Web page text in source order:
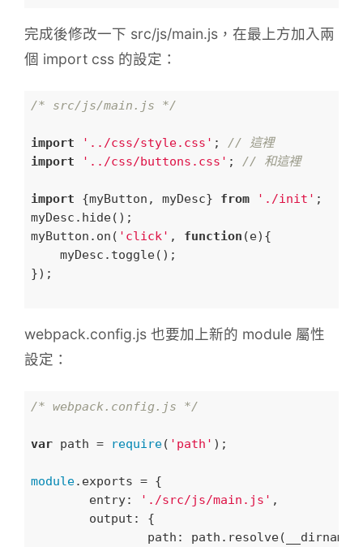
完成後修改一下 src/js/main.js，在最上方加入兩
個 import css 的設定：
/* src/js/main.js */
import '../css/style.css' ; // 這裡
import
'../css/buttons.css' ; // 和這裡
import {myButton, myDesc} from './init' ;
myDesc.hide();
myButton.on( 'click' , function (e) {
    myDesc.toggle();
});
webpack.config.js 也要加上新的 module 屬性
設定：
/* webpack.config.js */
var path = require( 'path' );
module.exports = {
entry: './src/js/main.js' ,
output : {
path :